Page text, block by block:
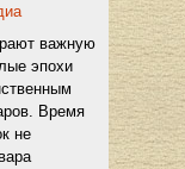
важную
эпохи
Время
не